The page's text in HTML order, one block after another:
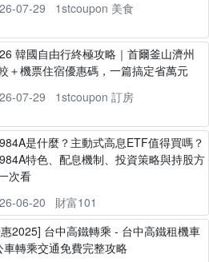
07-29
1stcoupon 美食
韓國自由行終極攻略｜首爾釜山濟州
＋機票住宿優惠碼，一篇搞定省萬元
07-29
1stcoupon 訂房
是什麼？主動式高息ETF值得買嗎？
特色、配息機制、投資策略與持股方
次看
06-20
財富101
2025] 台中高鐵轉乘 - 台中高鐵租機車
車轉乘交通免費完整攻略